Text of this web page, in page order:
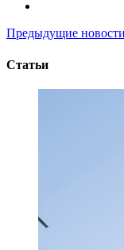
Предыдущие новости
Статьи